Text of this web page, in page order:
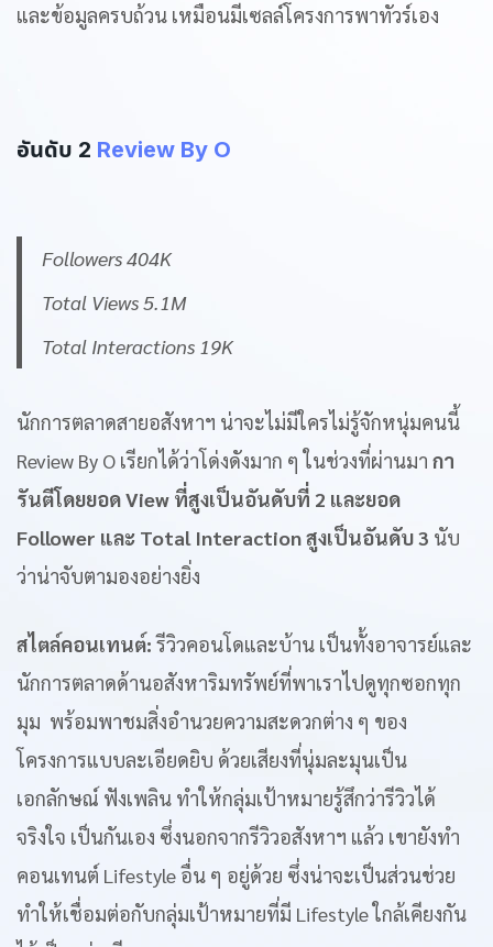
และข้อมูลครบถ้วน เหมือนมีเซลล์โครงการพาทัวร์เอง
อันดับ 2 Review By O
Followers 404K
Total Views 5.1M
Total Interactions 19K
นักการตลาดสายอสังหาฯ น่าจะไม่มีใครไม่รู้จักหนุ่มคนนี้
Review By O เรียกได้ว่าโด่งดังมาก ๆ ในช่วงที่ผ่านมา กา
รันตีโดยยอด View ที่สูงเป็นอันดับที่ 2 และยอด
Follower และ Total Interaction สูงเป็นอันดับ 3 นับ
ว่าน่าจับตามองอย่างยิ่ง
สไตล์คอนเทนต์:รีวิวคอนโดและบ้าน เป็นทั้งอาจารย์และ
นักการตลาดด้านอสังหาริมทรัพย์ที่พาเราไปดูทุกซอกทุก
มุม พร้อมพาชมสิ่งอำนวยความสะดวกต่าง ๆ ของ
โครงการแบบละเอียดยิบ ด้วยเสียงที่นุ่มละมุนเป็น
เอกลักษณ์ ฟังเพลิน ทำให้กลุ่มเป้าหมายรู้สึกว่ารีวิวได้
จริงใจ เป็นกันเอง ซึ่งนอกจากรีวิวอสังหาฯ แล้ว เขายังทำ
คอนเทนต์ Lifestyle อื่น ๆ อยู่ด้วย ซึ่งน่าจะเป็นส่วนช่วย
ทำให้เชื่อมต่อกับกลุ่มเป้าหมายที่มี Lifestyle ใกล้เคียงกัน